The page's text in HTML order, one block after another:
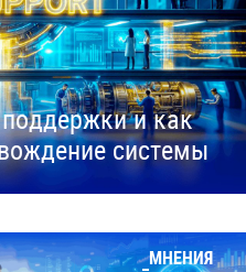
и как
системы
МНЕНИЯ